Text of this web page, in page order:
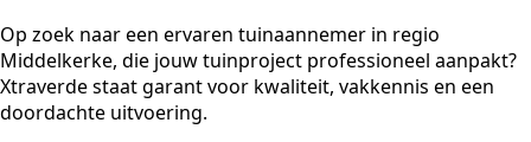
Op zoek naar een ervaren tuinaannemer in regio
Middelkerke, die jouw tuinproject professioneel aanpakt?
Xtraverde staat garant voor kwaliteit, vakkennis en een
doordachte uitvoering.